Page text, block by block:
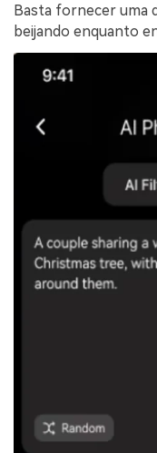
Basta fornecer uma
beijando enquanto